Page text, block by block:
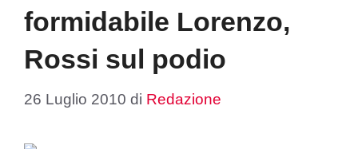
formidabile Lorenzo,
Rossi sul podio
26 Luglio 2010 di Redazione